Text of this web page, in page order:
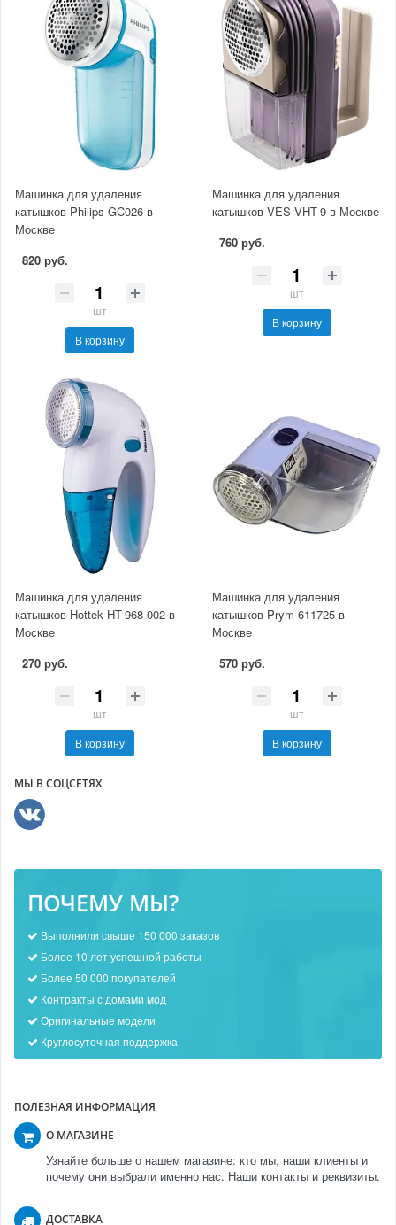
Машинка для удаления
катышков Philips GC026 в
Москве
820 руб.
шт
В корзину
Машинка для удаления
катышков VES VHT-9 в Москве
760 руб.
шт
В корзину
Машинка для удаления
катышков Hottek HT-968-002 в
Москве
270 руб.
шт
В корзину
Машинка для удаления
катышков Prym 611725 в
Москве
570 руб.
шт
В корзину
МЫ В СОЦСЕТЯХ
ПОЧЕМУ МЫ?
Выполнили свыше 150 000 заказов
Более 10 лет успешной работы
Более 50 000 покупателей
Контракты с домами мод
Оригинальные модели
Круглосуточная поддержка
ПОЛЕЗНАЯ ИНФОРМАЦИЯ
О МАГАЗИНЕ
Узнайте больше о нашем магазине: кто мы, наши клиенты и
почему они выбрали именно нас. Наши контакты и реквизиты.
ДОСТАВКА